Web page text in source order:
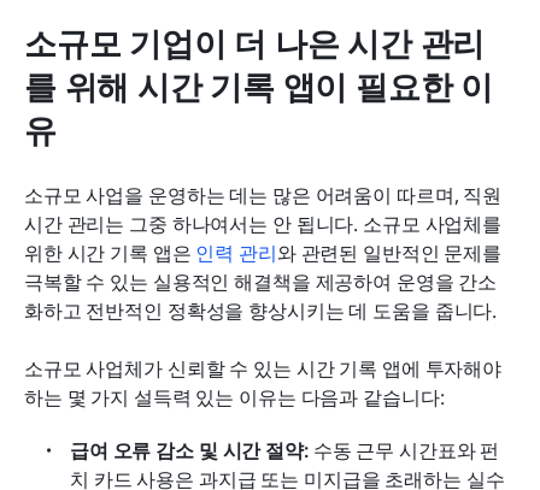
소규모 기업이 더 나은 시간 관리
를 위해 시간 기록 앱이 필요한 이
유
소규모 사업을 운영하는 데는 많은 어려움이 따르며, 직원
시간 관리는 그중 하나여서는 안 됩니다. 소규모 사업체를
위한 시간 기록 앱은 인력 관리와 관련된 일반적인 문제를
극복할 수 있는 실용적인 해결책을 제공하여 운영을 간소
화하고 전반적인 정확성을 향상시키는 데 도움을 줍니다.
소규모 사업체가 신뢰할 수 있는 시간 기록 앱에 투자해야
하는 몇 가지 설득력 있는 이유는 다음과 같습니다:
급여 오류 감소 및 시간 절약: 수동 근무 시간표와 펀
치 카드 사용은 과지급 또는 미지급을 초래하는 실수